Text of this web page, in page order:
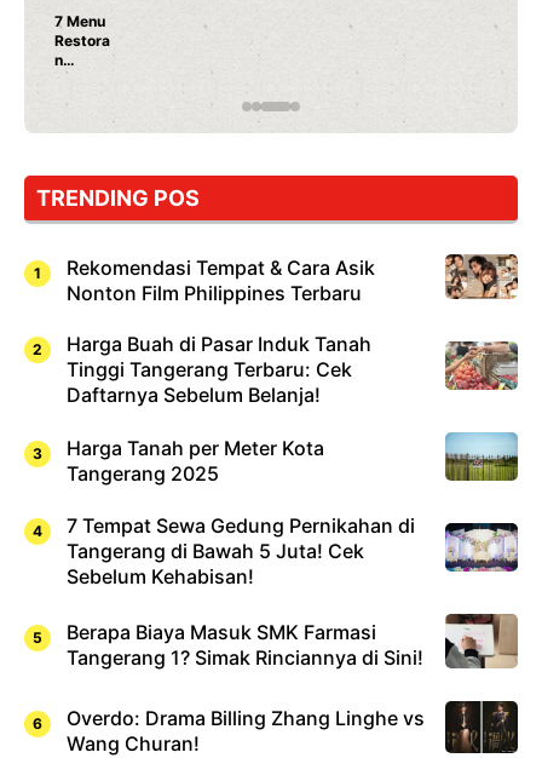
7 Menu
Restora
n
Jepang
Dicoba,
Cuma
Sushi!
TRENDING POS
Rekomendasi Tempat & Cara Asik
Nonton Film Philippines Terbaru
Harga Buah di Pasar Induk Tanah
Tinggi Tangerang Terbaru: Cek
Daftarnya Sebelum Belanja!
Harga Tanah per Meter Kota
Tangerang 2025
7 Tempat Sewa Gedung Pernikahan di
Tangerang di Bawah 5 Juta! Cek
Sebelum Kehabisan!
Berapa Biaya Masuk SMK Farmasi
Tangerang 1? Simak Rinciannya di Sini!
Overdo: Drama Billing Zhang Linghe vs
Wang Churan!